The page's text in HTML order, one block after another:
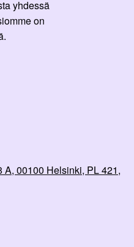
yhdessä
on
A, 00100 Helsinki, PL 421,